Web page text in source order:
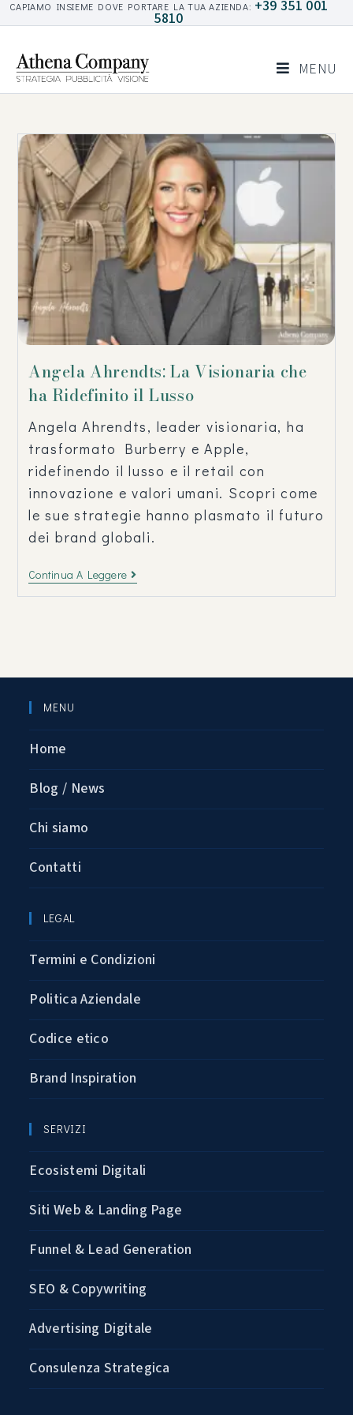
CAPIAMO INSIEME DOVE PORTARE LA TUA AZIENDA: +39 351 001
5810
MENU
Angela Ahrendts: La Visionaria che
ha Ridefinito il Lusso
Angela Ahrendts, leader visionaria, ha
trasformato Burberry e Apple,
ridefinendo il lusso e il retail con
innovazione e valori umani. Scopri come
le sue strategie hanno plasmato il futuro
dei brand globali.
Continua A Leggere
MENU
Home
Blog / News
Chi siamo
Contatti
LEGAL
Termini e Condizioni
Politica Aziendale
Codice etico
Brand Inspiration
SERVIZI
Ecosistemi Digitali
Siti Web & Landing Page
Funnel & Lead Generation
SEO & Copywriting
Advertising Digitale
Consulenza Strategica